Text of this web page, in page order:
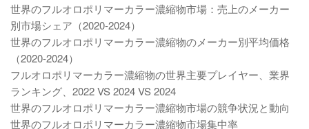
世界のフルオロポリマーカラー濃縮物市場：売上のメーカー
別市場シェア（2020-2024）
世界のフルオロポリマーカラー濃縮物のメーカー別平均価格
（2020-2024）
フルオロポリマーカラー濃縮物の世界主要プレイヤー、業界
ランキング、2022 VS 2024 VS 2024
世界のフルオロポリマーカラー濃縮物市場の競争状況と動向
世界のフルオロポリマーカラー濃縮物市場集中率